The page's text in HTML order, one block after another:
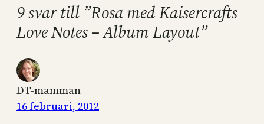
9 svar till ”Rosa med Kaisercrafts
Love Notes – Album Layout”
DT-mamman
16 februari, 2012